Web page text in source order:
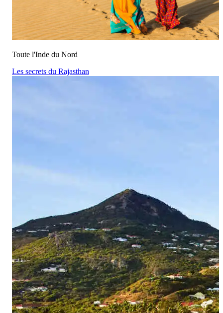
Toute l'Inde du Nord
Les secrets du Rajasthan